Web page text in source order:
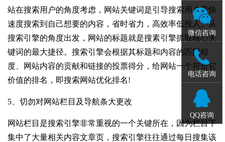
站在搜索用户的角度考虑，网站关键词是引导搜索用户最快
速度搜索到自己想要的内容，省时省力，高效率低投入。从
搜索引擎的角度出发，网站的标题就是搜素引擎抓取核心关
键词的最大捷径。搜索引擎会根据其标题和内容的匹配程
度、网站内容的贡献和链接的投票得分，给网站一个符合它
价值的排名，即搜索网站优化排名!
5、切勿对网站栏目及导航条大更改
网站栏目是搜索引擎非常重视的一个关键所在，因为栏目下
集中了大量相关内容文章页，搜索引擎往往通过每日搜集该
微信咨询
电话咨询
QQ咨询